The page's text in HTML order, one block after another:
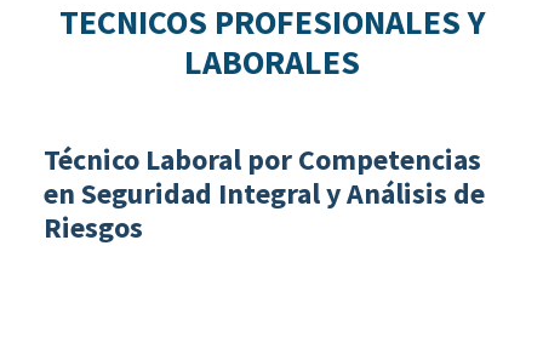
TECNICOS PROFESIONALES Y
LABORALES
Técnico Laboral por Competencias
en Seguridad Integral y Análisis de
Riesgos